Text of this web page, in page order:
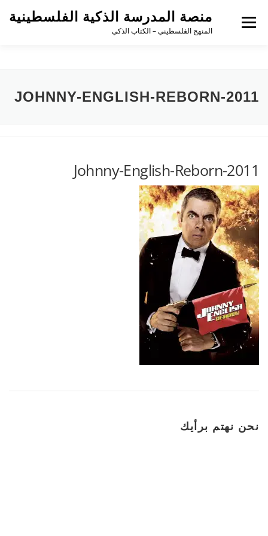
منصة المدرسة الذكية الفلسطينية
المنهج الفلسطيني – الكتاب الذكي
القائمة
JOHNNY-ENGLISH-REBORN-2011
Johnny-English-Reborn-2011
نحن نهتم برأيك